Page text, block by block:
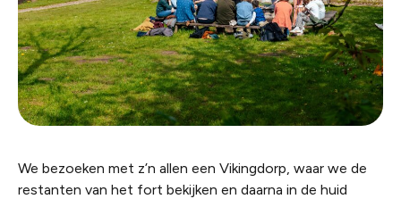
We bezoeken met z’n allen een Vikingdorp, waar we de
restanten van het fort bekijken en daarna in de huid